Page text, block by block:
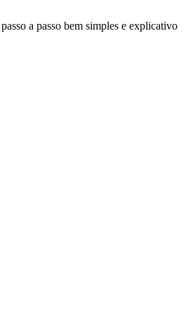
a passo bem simples e explicativo